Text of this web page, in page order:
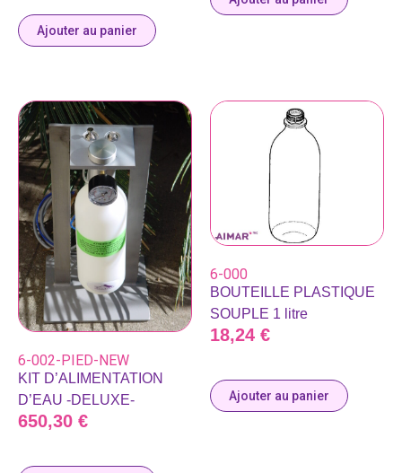
Ajouter au panier
6-002-PIED-NEW
KIT D’ALIMENTATION
D’EAU -DELUXE-
650,30 €
6-000
BOUTEILLE PLASTIQUE
SOUPLE 1 litre
18,24 €
Ajouter au panier